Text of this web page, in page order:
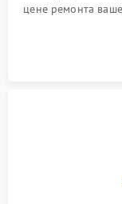
цене ремонта